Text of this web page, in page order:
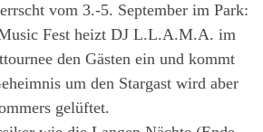
vom 3.-5. September im Park:
Fest heizt DJ L.L.A.M.A. im
den Gästen ein und kommt
um den Stargast wird aber
gelüftet.